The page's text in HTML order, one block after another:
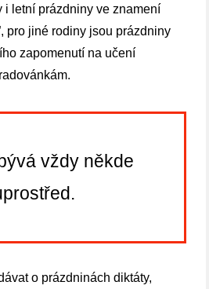
i letní prázdniny ve znamení
pro jiné rodiny jsou prázdniny
zapomenutí na učení
vždy někde
o prázdninách diktáty,